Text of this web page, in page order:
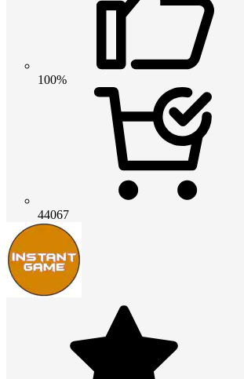
100%
44067